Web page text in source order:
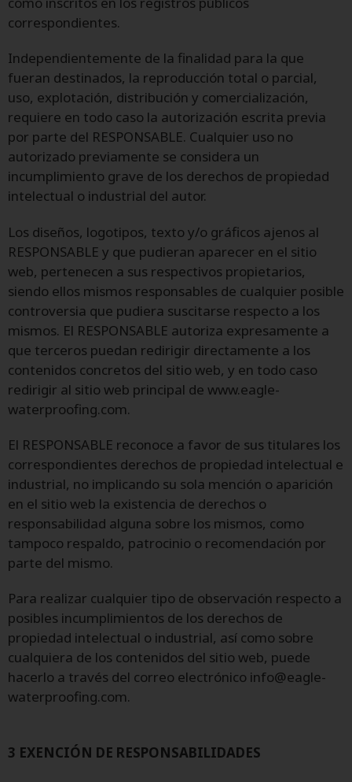
correspondientes.
Independientemente de la finalidad para la que
fueran destinados, la reproducción total o parcial,
uso, explotación, distribución y comercialización,
requiere en todo caso la autorización escrita previa
por parte del RESPONSABLE. Cualquier uso no
autorizado previamente se considera un
incumplimiento grave de los derechos de propiedad
intelectual o industrial del autor.
Los diseños, logotipos, texto y/o gráficos ajenos al
RESPONSABLE y que pudieran aparecer en el sitio
web, pertenecen a sus respectivos propietarios,
siendo ellos mismos responsables de cualquier posible
controversia que pudiera suscitarse respecto a los
mismos. El RESPONSABLE autoriza expresamente a
que terceros puedan redirigir directamente a los
contenidos concretos del sitio web, y en todo caso
redirigir al sitio web principal de www.eagle-
waterproofing.com.
El RESPONSABLE reconoce a favor de sus titulares los
correspondientes derechos de propiedad intelectual e
industrial, no implicando su sola mención o aparición
en el sitio web la existencia de derechos o
responsabilidad alguna sobre los mismos, como
tampoco respaldo, patrocinio o recomendación por
parte del mismo.
Para realizar cualquier tipo de observación respecto a
posibles incumplimientos de los derechos de
propiedad intelectual o industrial, así como sobre
cualquiera de los contenidos del sitio web, puede
hacerlo a través del correo electrónico info@eagle-
waterproofing.com.
3 EXENCIÓN DE RESPONSABILIDADES